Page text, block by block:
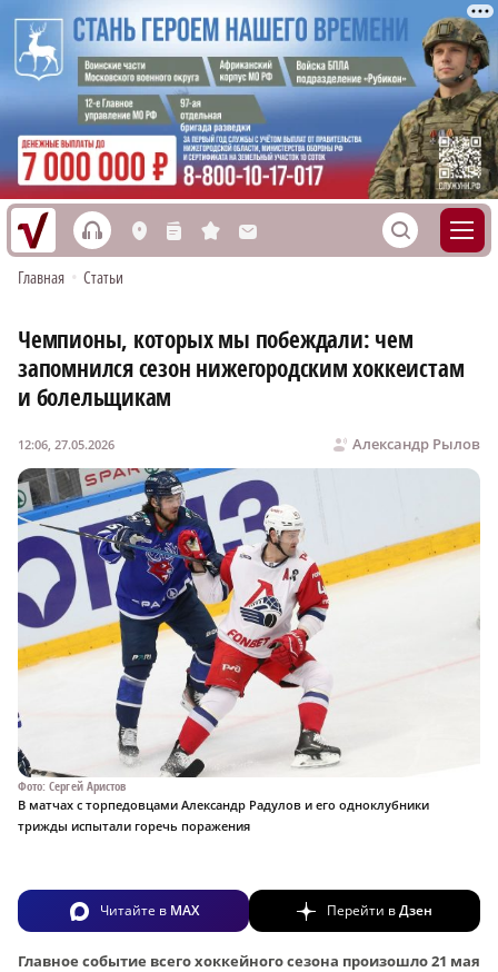
h L n s M S
Главная • Статьи
Чемпионы, которых мы побеждали: чем
запомнился сезон нижегородским хоккеистам
и болельщикам
Александр Рылов
12:06, 27.05.2026
Фото: Сергей Аристов
В матчах с торпедовцами Александр Радулов и его одноклубники
трижды испытали горечь поражения
Читайте в MAX Перейти вДзен
Главное событие всего хоккейного сезона произошло 21 мая